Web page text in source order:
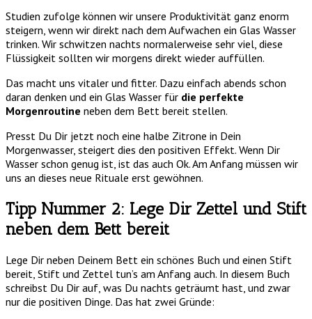
Studien zufolge können wir unsere Produktivität ganz enorm
steigern, wenn wir direkt nach dem Aufwachen ein Glas Wasser
trinken. Wir schwitzen nachts normalerweise sehr viel, diese
Flüssigkeit sollten wir morgens direkt wieder auffüllen.
Das macht uns vitaler und fitter. Dazu einfach abends schon
daran denken und ein Glas Wasser für die perfekte
Morgenroutine neben dem Bett bereit stellen.
Presst Du Dir jetzt noch eine halbe Zitrone in Dein
Morgenwasser, steigert dies den positiven Effekt. Wenn Dir
Wasser schon genug ist, ist das auch Ok. Am Anfang müssen wir
uns an dieses neue Rituale erst gewöhnen.
Tipp Nummer 2: Lege Dir Zettel und Stift
neben dem Bett bereit
Lege Dir neben Deinem Bett ein schönes Buch und einen Stift
bereit, Stift und Zettel tun’s am Anfang auch. In diesem Buch
schreibst Du Dir auf, was Du nachts geträumt hast, und zwar
nur die positiven Dinge. Das hat zwei Gründe: